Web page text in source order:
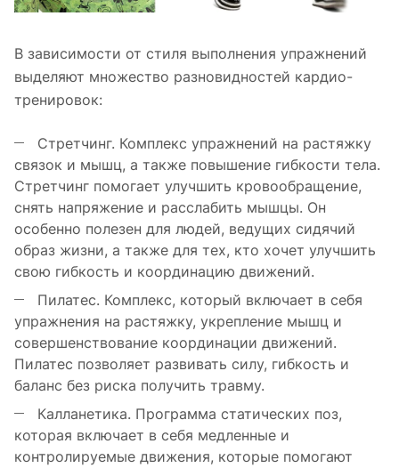
В зависимости от стиля выполнения упражнений
выделяют множество разновидностей кардио-
тренировок:
Стретчинг. Комплекс упражнений на растяжку
связок и мышц, а также повышение гибкости тела.
Стретчинг помогает улучшить кровообращение,
снять напряжение и расслабить мышцы. Он
особенно полезен для людей, ведущих сидячий
образ жизни, а также для тех, кто хочет улучшить
свою гибкость и координацию движений.
Пилатес. Комплекс, который включает в себя
упражнения на растяжку, укрепление мышц и
совершенствование координации движений.
Пилатес позволяет развивать силу, гибкость и
баланс без риска получить травму.
Калланетика. Программа статических поз,
которая включает в себя медленные и
контролируемые движения, которые помогают